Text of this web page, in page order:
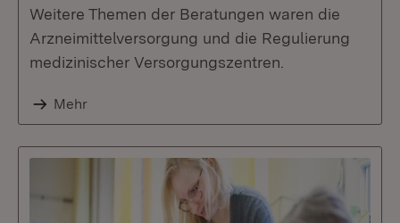
Weitere Themen der Beratungen waren die
Arzneimittelversorgung und die Regulierung
medizinischer Versorgungszentren.
Mehr